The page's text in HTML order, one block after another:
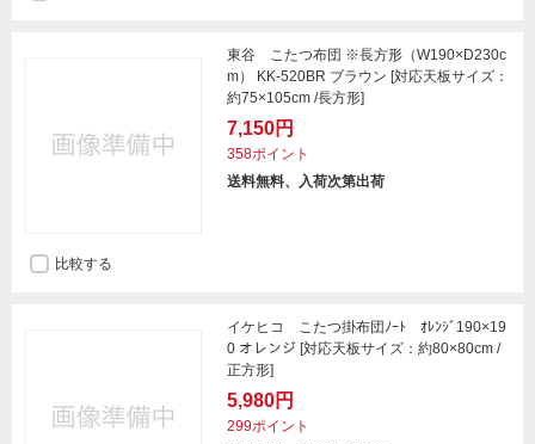
東谷 こたつ布団 ※長方形（W190×D230c
m） KK-520BR ブラウン [対応天板サイズ：
約75×105cm /長方形]
7,150円
358ポイント
送料無料、入荷次第出荷
比較する
イケヒコ こたつ掛布団ﾉｰﾄ ｵﾚﾝｼﾞ190×19
0 オレンジ [対応天板サイズ：約80×80cm /
正方形]
5,980円
299ポイント